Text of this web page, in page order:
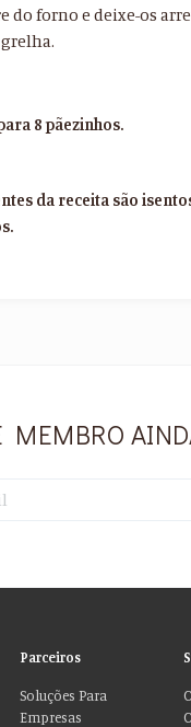
do forno e deixe-os
8 pãezinhos.
da receita são
MEMBRO
Parceiros
Soluções Para
Empresas